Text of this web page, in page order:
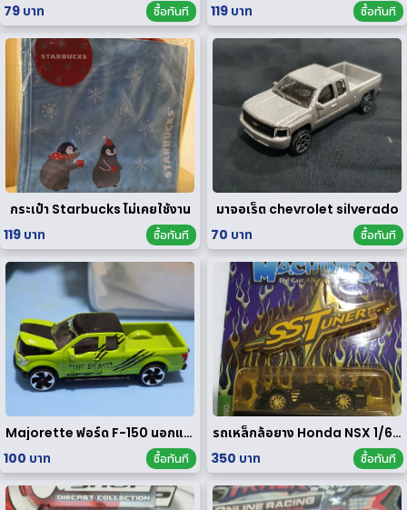
79 บาท
ซื้อทันที
119 บาท
ซื้อทันที
กระเป๋า Starbucks ไม่เคยใช้งาน
119 บาท
ซื้อทันที
มาจอเร็ต chevrolet silverado
70 บาท
ซื้อทันที
Majorette ฟอร์ด F-150 นอกแพค
100 บาท
ซื้อทันที
รถเหล็กล้อยาง Honda NSX 1/64 ของ rare
350 บาท
ซื้อทันที